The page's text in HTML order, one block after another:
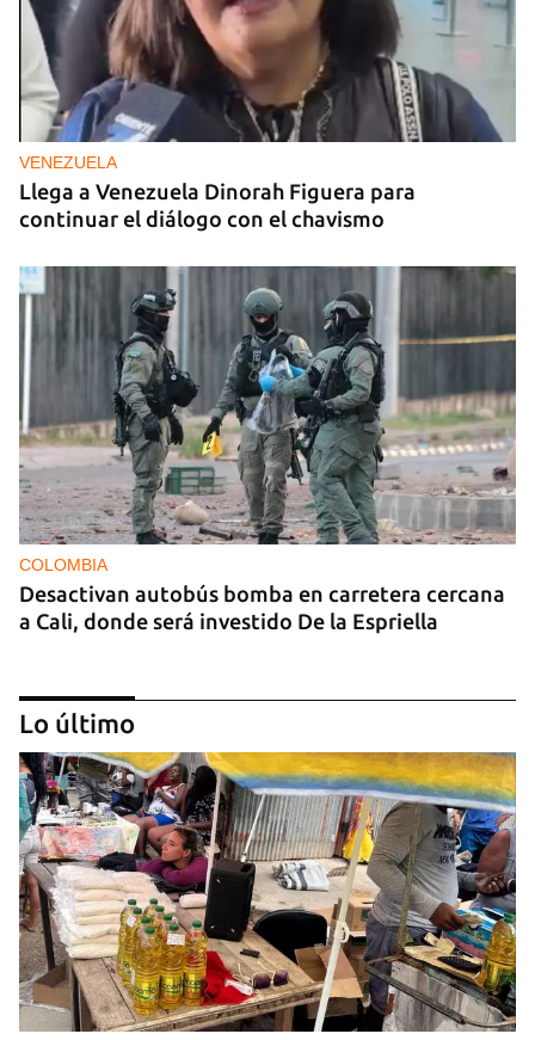
VENEZUELA
Llega a Venezuela Dinorah Figuera para
continuar el diálogo con el chavismo
COLOMBIA
Desactivan autobús bomba en carretera cercana
a Cali, donde será investido De la Espriella
MIAMI
La hija de un diplomático castrista expulsado de
EE UU en 2003 está bajo custodia del ICE
Lo último